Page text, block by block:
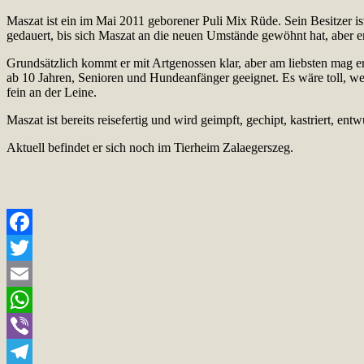
Maszat ist ein im Mai 2011 geborener Puli Mix Rüde. Sein Besitzer
gedauert, bis sich Maszat an die neuen Umstände gewöhnt hat,
Grundsätzlich kommt er mit Artgenossen klar, aber am liebsten
ab 10 Jahren, Senioren und Hundeanfänger geeignet. Es wäre toll,
fein an der Leine.
Maszat ist bereits reisefertig und wird geimpft, gechipt, kastriert,
Aktuell befindet er sich noch im Tierheim Zalaegerszeg.
Facebook
Twitter
Email
WhatsApp
Viber